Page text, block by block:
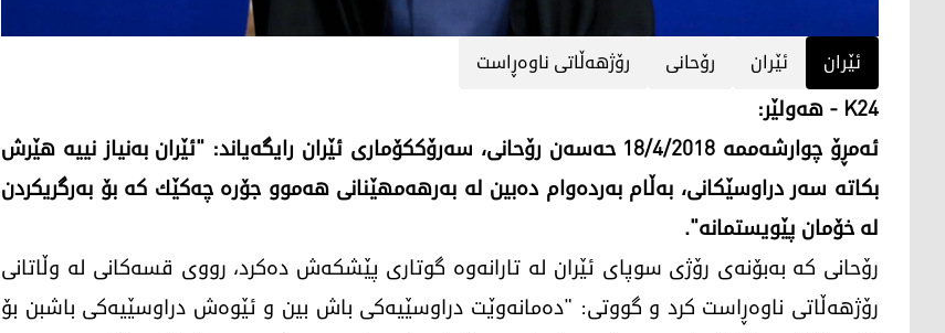
ئێران ئێران رۆحانی رۆژهه‌ڵاتی ناوه‌ڕاست
K24 - هه‌ولێر:
ئه‌مڕۆ چوارشه‌ممه‌ 18/4/2018 حه‌سه‌ن رۆحانی، سه‌رۆككۆماری ئێران رایگه‌یاند: "ئێران به‌نیاز نییه‌ ھێرش
بكاته‌ سه‌ر دراوسێكانی، به‌ڵام به‌رده‌وام ده‌بین له‌ به‌رهه‌مهێنانی هه‌موو جۆره‌ چه‌كێك كه‌ بۆ به‌رگریكردن
له‌ خۆمان پێویستمانه‌".
رۆحانی كه‌ به‌بۆنه‌ی رۆژی سوپای ئێران له‌ تارانه‌وه‌ گوتاری پێشكه‌ش ده‌كرد، رووی قسه‌كانی له‌ وڵاتانی
رۆژهه‌ڵاتی ناوه‌ڕاست كرد و گووتی: "ده‌مانه‌وێت دراوسێیه‌كی باش بین و ئێوه‌ش دراوسێیه‌كی باشبن بۆ